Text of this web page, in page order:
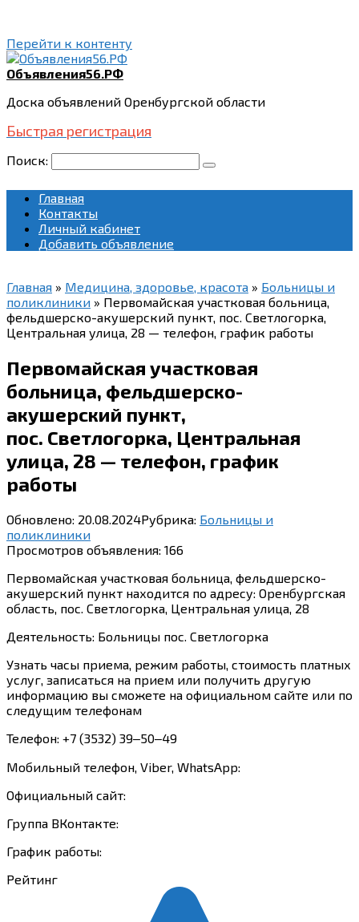
Перейти к контенту
Объявления56.РФ
Доска объявлений Оренбургской области
Быстрая регистрация
Поиск:
Главная
Контакты
Личный кабинет
Добавить объявление
Главная » Медицина, здоровье, красота » Больницы и
поликлиники » Первомайская участковая больница,
фельдшерско-акушерский пункт, пос. Светлогорка,
Центральная улица, 28 — телефон, график работы
Первомайская участковая
больница, фельдшерско-
акушерский пункт,
пос. Светлогорка, Центральная
улица, 28 — телефон, график
работы
Обновлено: 20.08.2024Рубрика: Больницы и
поликлиники
Просмотров объявления: 166
Первомайская участковая больница, фельдшерско-
акушерский пункт находится по адресу: Оренбургская
область, пос. Светлогорка, Центральная улица, 28
Деятельность: Больницы пос. Светлогорка
Узнать часы приема, режим работы, стоимость платных
услуг, записаться на прием или получить другую
информацию вы сможете на официальном сайте или по
следущим телефонам
Телефон: +7 (3532) 39‒50‒49
Мобильный телефон, Viber, WhatsApp:
Официальный сайт:
Группа ВКонтакте:
График работы:
Рейтинг